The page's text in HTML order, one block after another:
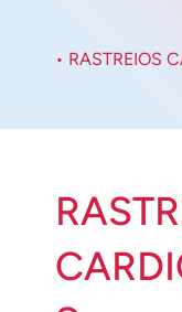
• RASTREIOS